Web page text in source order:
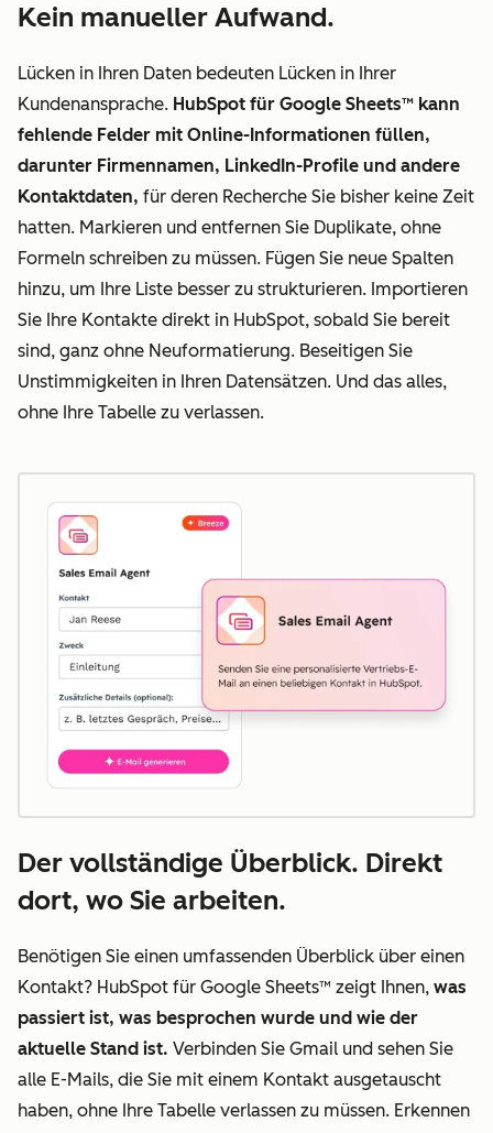
Kein manueller Aufwand.
Lücken in Ihren Daten bedeuten Lücken in Ihrer
Kundenansprache. HubSpot für Google Sheets™ kann
fehlende Felder mit Online-Informationen füllen,
darunter Firmennamen, LinkedIn-Profile und andere
Kontaktdaten, für deren Recherche Sie bisher keine Zeit
hatten. Markieren und entfernen Sie Duplikate, ohne
Formeln schreiben zu müssen. Fügen Sie neue Spalten
hinzu, um Ihre Liste besser zu strukturieren. Importieren
Sie Ihre Kontakte direkt in HubSpot, sobald Sie bereit
sind, ganz ohne Neuformatierung. Beseitigen Sie
Unstimmigkeiten in Ihren Datensätzen. Und das alles,
ohne Ihre Tabelle zu verlassen.
Der vollständige Überblick. Direkt
dort, wo Sie arbeiten.
Benötigen Sie einen umfassenden Überblick über einen
Kontakt? HubSpot für Google Sheets™ zeigt Ihnen, was
passiert ist, was besprochen wurde und wie der
aktuelle Stand ist. Verbinden Sie Gmail und sehen Sie
alle E-Mails, die Sie mit einem Kontakt ausgetauscht
haben, ohne Ihre Tabelle verlassen zu müssen. Erkennen